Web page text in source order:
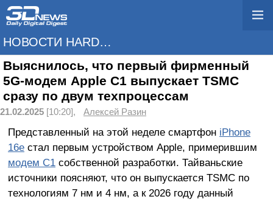
НОВОСТИ HARDWARE
Выяснилось, что первый фирменный
5G-модем Apple C1 выпускает TSMC
сразу по двум техпроцессам
21.02.2025 [10:20], Алексей Разин
Представленный на этой неделе смартфон iPhone
16eстал первым устройством Apple, примерившим
модем C1собственной разработки. Тайваньские
источники поясняют, что он выпускается TSMC по
технологиям 7 нм и 4 нм, а к 2026 году данный